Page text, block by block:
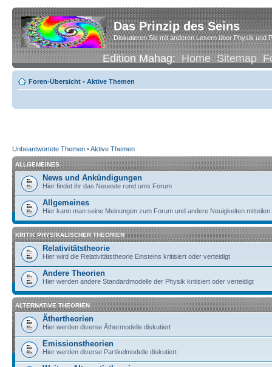
Das Prinzip des Seins
Diskutieren Sie mit anderen Lesern über Physik und
Edition Mahag:Home Sitemap
Foren-Übersicht • Aktive Themen
Unbeantwortete Themen •Aktive Themen
ALLGEMEINES
News und Ankündigungen
Hier findet ihr das Neueste rund ums Forum
Allgemeines
Hier kann man seine Meinungen zum Forum und andere Neuigkeiten mitteilen
KRITIK PHYSIKALISCHER THEORIEN
Relativitätstheorie
Hier wird die Relativitätstheorie Einsteins kritisiert oder verteidigt
Andere Theorien
Hier werden andere Standardmodelle der Physik kritisiert oder verteidigt
ALTERNATIVE THEORIEN
Äthertheorien
Hier werden diverse Äthermodelle diskutiert
Emissionstheorien
Hier werden diverse Partikelmodelle diskutiert